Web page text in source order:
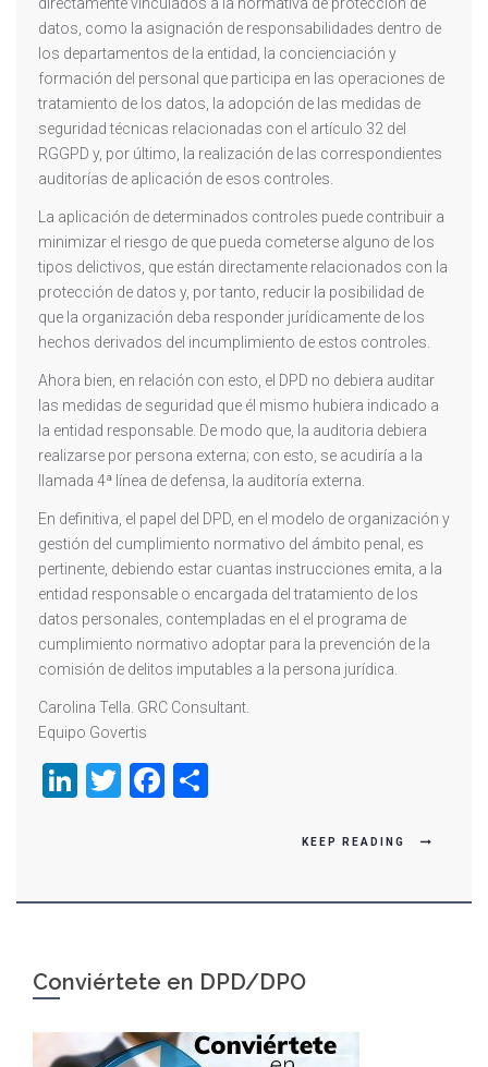
datos, como la asignación de responsabilidades dentro de
los departamentos de la entidad, la concienciación y
formación del personal que participa en las operaciones de
tratamiento de los datos, la adopción de las medidas de
seguridad técnicas relacionadas con el artículo 32 del
RGGPD y, por último, la realización de las correspondientes
auditorías de aplicación de esos controles.
La aplicación de determinados controles puede contribuir a
minimizar el riesgo de que pueda cometerse alguno de los
tipos delictivos, que están directamente relacionados con la
protección de datos y, por tanto, reducir la posibilidad de
que la organización deba responder jurídicamente de los
hechos derivados del incumplimiento de estos controles.
Ahora bien, en relación con esto, el DPD no debiera auditar
las medidas de seguridad que él mismo hubiera indicado a
la entidad responsable. De modo que, la auditoria debiera
realizarse por persona externa; con esto, se acudiría a la
llamada 4ª línea de defensa, la auditoría externa.
En definitiva, el papel del DPD, en el modelo de organización y
gestión del cumplimiento normativo del ámbito penal, es
pertinente, debiendo estar cuantas instrucciones emita, a la
entidad responsable o encargada del tratamiento de los
datos personales, contempladas en el el programa de
cumplimiento normativo adoptar para la prevención de la
comisión de delitos imputables a la persona jurídica.
Carolina Tella. GRC Consultant.
Equipo Govertis
LinkedIn
TwitterFacebook
KEEP READING
Conviértete en DPD/DPO